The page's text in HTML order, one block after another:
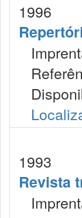
1996
1993
Revista